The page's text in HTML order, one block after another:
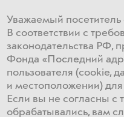
Уважаемый
В соответствии с
законодательства РФ,
Фонда «Последний
пользователя (cookie,
и местоположении)
Если ​вы не согласны с
обрабатывались, ​вам